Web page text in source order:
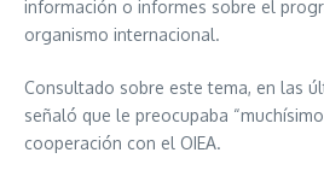
información o informes sobre el
organismo internacional.
Consultado sobre este tema, en las
señaló que le preocupaba
cooperación con el OIEA.